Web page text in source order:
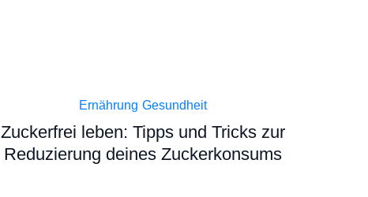
Ernährung Gesundheit
Zuckerfrei leben: Tipps und Tricks zur
Reduzierung deines Zuckerkonsums